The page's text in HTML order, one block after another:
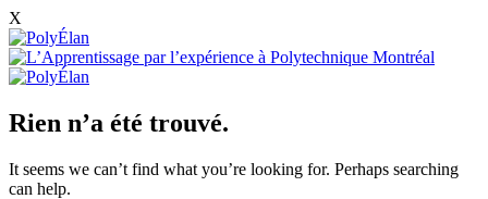
X
Skip
to
content
Rien n’a été trouvé.
It seems we can’t find what you’re looking for. Perhaps searching
can help.